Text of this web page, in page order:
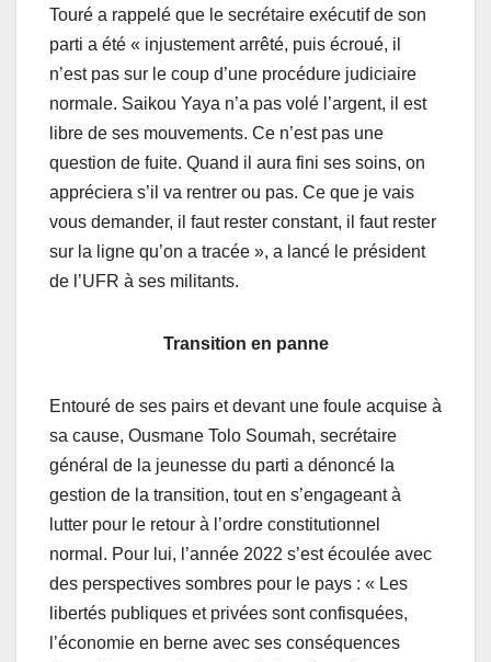
Touré a rappelé que le secrétaire exécutif de son
parti a été « injustement arrêté, puis écroué, il
n’est pas sur le coup d’une procédure judiciaire
normale. Saikou Yaya n’a pas volé l’argent, il est
libre de ses mouvements. Ce n’est pas une
question de fuite. Quand il aura fini ses soins, on
appréciera s’il va rentrer ou pas. Ce que je vais
vous demander, il faut rester constant, il faut rester
sur la ligne qu’on a tracée », a lancé le président
de l’UFR à ses militants.
Transition en panne
Entouré de ses pairs et devant une foule acquise à
sa cause, Ousmane Tolo Soumah, secrétaire
général de la jeunesse du parti a dénoncé la
gestion de la transition, tout en s’engageant à
lutter pour le retour à l’ordre constitutionnel
normal. Pour lui, l’année 2022 s’est écoulée avec
des perspectives sombres pour le pays : « Les
libertés publiques et privées sont confisquées,
l’économie en berne avec ses conséquences